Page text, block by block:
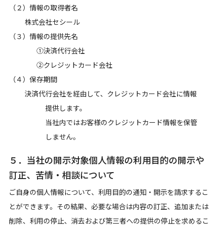
（２）情報の取得者名
株式会社セシール
（３）情報の提供先名
①決済代行会社
②クレジットカード会社
（４）保存期間
決済代行会社を経由して、クレジットカード会社に情報
提供します。
当社内ではお客様のクレジットカード情報を保管
しません。
５．当社の開示対象個人情報の利用目的の開示や
訂正、苦情・相談について
ご自身の個人情報について、利用目的の通知・開示を請求するこ
とができます。その結果、必要な場合は内容の訂正、追加または
削除、利用の停止、消去および第三者への提供の停止を求めるこ